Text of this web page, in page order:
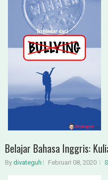
Belajar Bahasa Inggris:
By divateguh Februari 08, 2020